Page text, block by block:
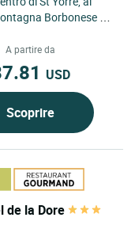
Borbonese e a
antico hotel...
A partire da
USD
Scoprire
de la Dore